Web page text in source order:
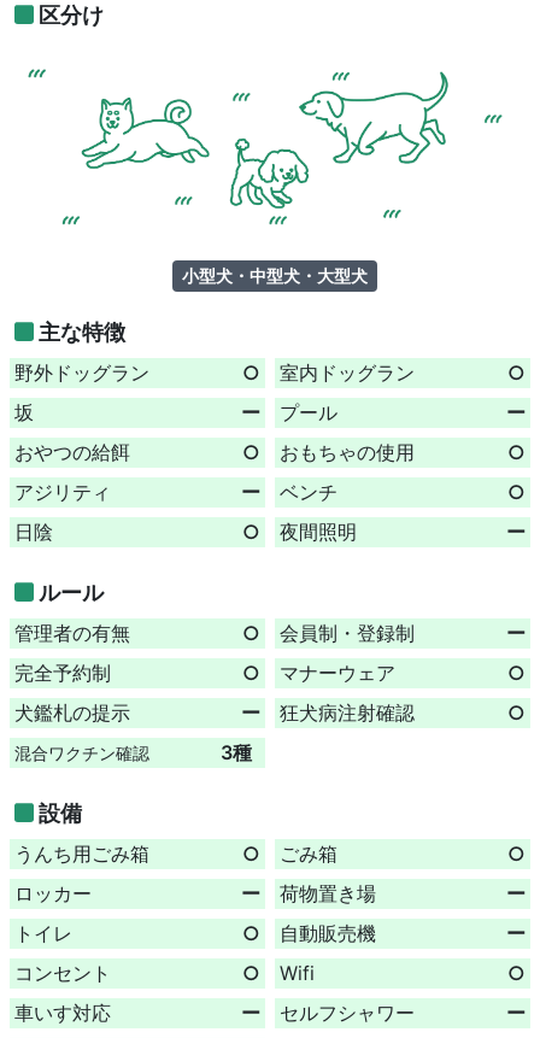
区分け
小型犬・中型犬・大型犬
主な特徴
野外ドッグラン ○ 室内ドッグラン
○
坂
ー プール
ー
おやつの給餌
○ おもちゃの使用
○
アジリティ
ー ベンチ
○
日陰
○ 夜間照明 ー
ルール
管理者の有無 ○ 会員制・登録制
ー
完全予約制
○ マナーウェア
○
犬鑑札の提示
ー 狂犬病注射確認 ○
混合ワクチン確認 3種
設備
うんち用ごみ箱 ○ ごみ箱
○
ロッカー
ー 荷物置き場
ー
トイレ
○ 自動販売機
ー
コンセント
○ Wifi
○
車いす対応
ー セルフシャワー
ー